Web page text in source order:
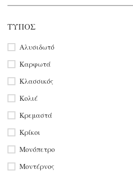
ΤΎΠΟΣ
Αλυσιδωτό
Καρφωτά
Κλασσικός
Κολιέ
Κρεμαστά
Κρίκοι
Μονόπετρο
Μοντέρνος